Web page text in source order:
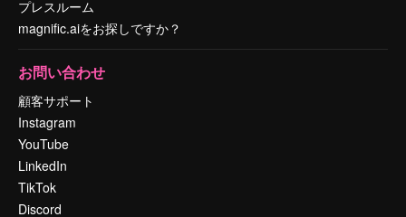
プレスルーム
magnific.aiをお探しですか？
お問い合わせ
顧客サポート
Instagram
YouTube
LinkedIn
TikTok
Discord